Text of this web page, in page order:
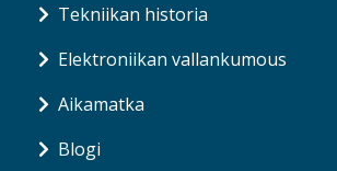
Tekniikan historia
Elektroniikan vallankumous
Aikamatka
Blogi